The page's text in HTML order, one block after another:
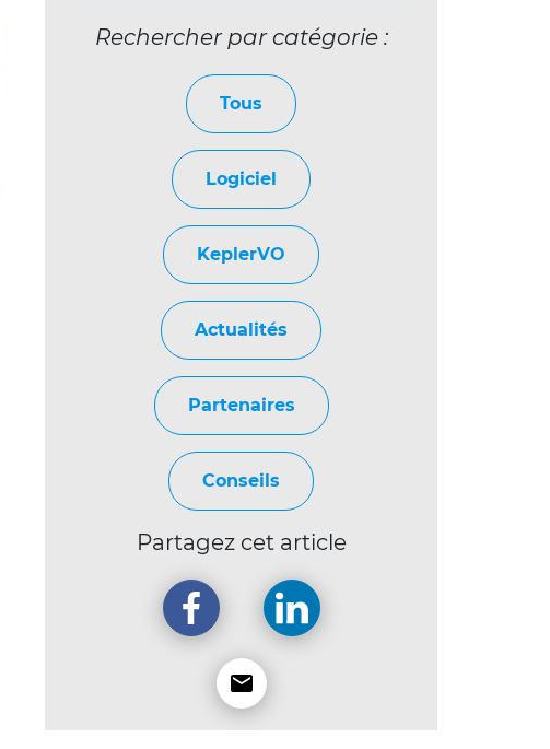
Rechercher par catégorie :
Tous
Logiciel
KeplerVO
Actualités
Partenaires
Conseils
Partagez cet article